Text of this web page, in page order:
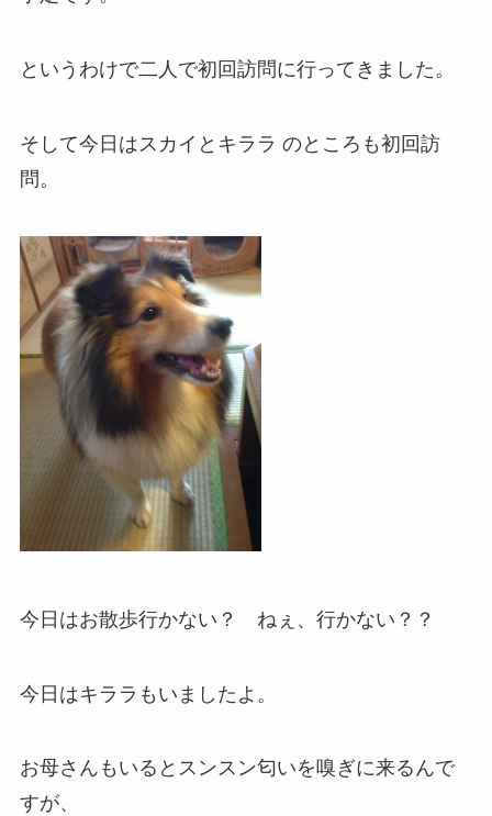
というわけで二人で初回訪問に行ってきました。
そして今日はスカイとキララ のところも初回訪
問。
今日はお散歩行かない？ ねぇ、行かない？？
今日はキララもいましたよ。
お母さんもいるとスンスン匂いを嗅ぎに来るんで
すが、